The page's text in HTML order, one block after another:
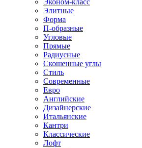
Элитные
Форма
П-образные
Угловые
Прямые
Радиусные
Скошенные углы
Стиль
Современные
Евро
Английские
Дизайнерские
Итальянские
Кантри
Классические
Лофт